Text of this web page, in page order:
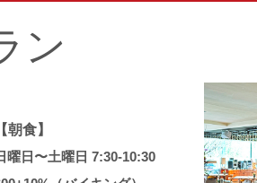
ン
【朝食】
曜日〜土曜日 7:30-10:30